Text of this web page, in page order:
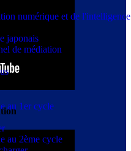
numérique et de l'intelligence
japonais
de médiation
au 1er cycle
au 2ème cycle